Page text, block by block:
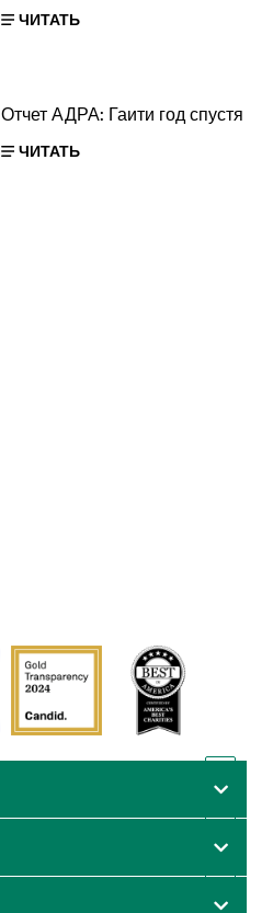
ЧИТАТЬ
Отчет АДРА: Гаити год спустя
ЧИТАТЬ